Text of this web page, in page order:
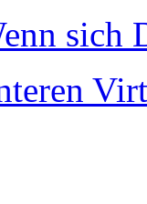
sich